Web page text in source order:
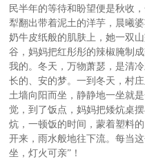
民半年的等待和盼望便是秋收
犁翻出带着泥土的洋芋，晨曦
奶牛皮纸般的肌肤上，她一双
谷，妈妈把红彤彤的辣椒腌制
我的。冬天，万物萧瑟，是清
长的、安的梦。一到冬天，村
土墙向阳而坐，静静地一坐就
觉，到了饭点，妈妈把矮炕桌
炕，一顿饭的时间，蒙着塑料
开来，雨水般地往下流。每当
坐，灯火可亲”！